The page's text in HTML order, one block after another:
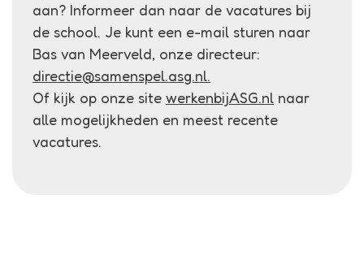
aan? Informeer dan naar de vacatures bij
de school. Je kunt een e-mail sturen naar
Bas van Meerveld, onze directeur:
directie@samenspel.asg.nl.
Of kijk op onze site werkenbijASG.nl naar
alle mogelijkheden en meest recente
vacatures.